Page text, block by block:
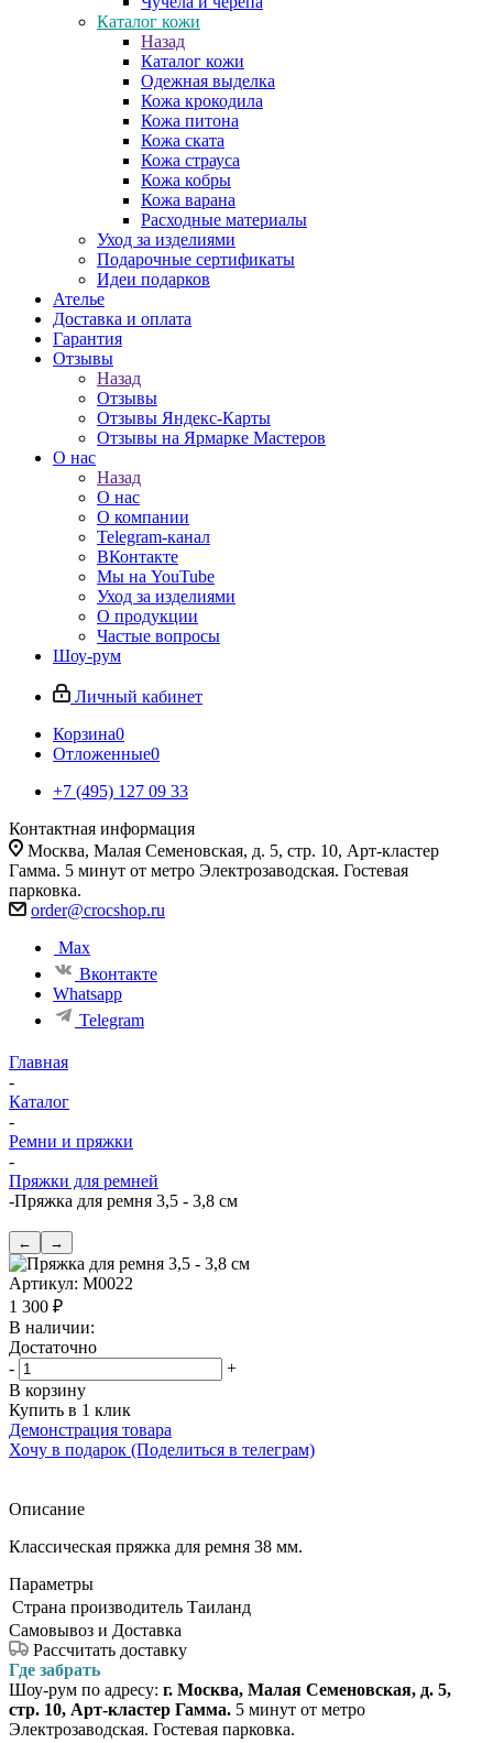
Каталог кожи
Назад
Каталог кожи
Одежная выделка
Кожа крокодила
Кожа питона
Кожа ската
Кожа страуса
Кожа кобры
Кожа варана
Расходные материалы
Уход за изделиями
Подарочные сертификаты
Идеи подарков
Ателье
Доставка и оплата
Гарантия
Отзывы
Назад
Отзывы
Отзывы Яндекс-Карты
Отзывы на Ярмарке Мастеров
О нас
Назад
О нас
О компании
Telegram-канал
ВКонтакте
Мы на YouTube
Уход за изделиями
О продукции
Частые вопросы
Шоу-рум
Личный кабинет
Корзина0
Отложенные0
+7 (495) 127 09 33
Контактная информация
Москва, Малая Семеновская, д. 5, стр. 10, Арт-кластер
Гамма. 5 минут от метро Электрозаводская. Гостевая
парковка.
order@crocshop.ru
Max
Вконтакте
Whatsapp
Telegram
Главная
-
Каталог
-
Ремни и пряжки
-
Пряжки для ремней
-Пряжка для ремня 3,5 - 3,8 cм
← →
Артикул: M0022
1 300 ₽
В наличии:
Достаточно
-
+
В корзину
Купить в 1 клик
Демонстрация товара
Хочу в подарок (Поделиться в телеграм)
Описание
Классическая пряжка для ремня 38 мм.
Параметры
Страна производитель Таиланд
Самовывоз и Доставка
Рассчитать доставку
Где забрать
Шоу-рум по адресу: г. Москва, Малая Семеновская, д. 5,
стр. 10, Арт-кластер Гамма. 5 минут от метро
Электрозаводская. Гостевая парковка.